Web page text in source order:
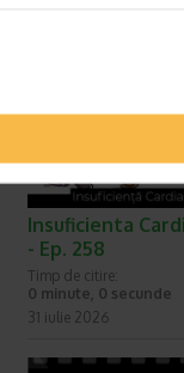
Insuficienta
- Ep. 258
Timp de citire:
0 minute, 0 secunde
31 iulie 2026